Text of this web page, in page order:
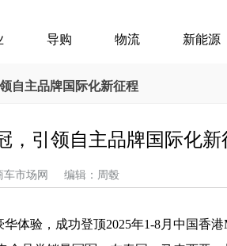
导购 物流 新能源
自主品牌国际化新征程
，引领自主品牌国际化新
车市场网 编辑：周毂
体验，成功登顶2025年1-8月中国香